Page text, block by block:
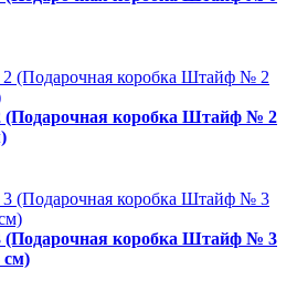
(Подарочная коробка Штайф № 2
(Подарочная коробка Штайф № 3
см)